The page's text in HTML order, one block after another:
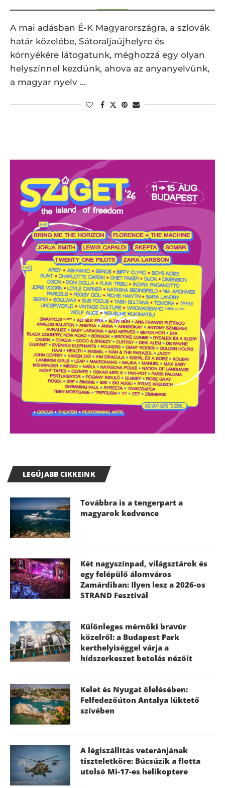
A mai adásban É-K Magyarországra, a szlovák
határ közelébe, Sátoraljaújhelyre és
környékére látogatunk, méghozzá egy olyan
helyszínnel kezdünk, ahova az anyanyelvünk,
a magyar nyelv …
LEGÚJABB CIKKEINK
Továbbra is a tengerpart a
magyarok kedvence
Két nagyszínpad, világsztárok és
egy felépülő álomváros
Zamárdiban: Ilyen lesz a 2026-os
STRAND Fesztivál
Különleges mérnöki bravúr
közelről: a Budapest Park
kerthelyiséggel várja a
hídszerkeszet betolás nézőit
Kelet és Nyugat ölelésében:
Felfedezőúton Antalya lüktető
szívében
A légiszállítás veteránjának
tiszteletköre: Búcsúzik a flotta
utolsó Mi-17-es helikoptere